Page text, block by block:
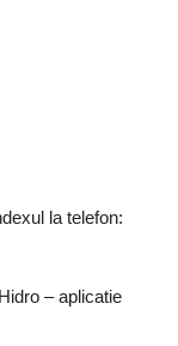
la telefon:
– aplicatie